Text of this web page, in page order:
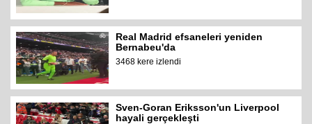
Real Madrid efsaneleri yeniden
Bernabeu'da
3468 kere izlendi
Sven-Goran Eriksson'un Liverpool
hayali gerçekleşti